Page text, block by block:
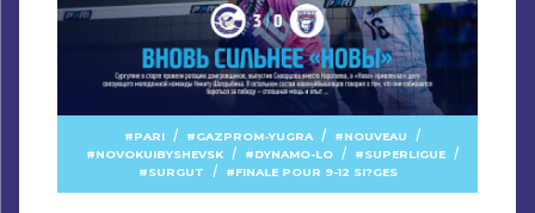
PARI / GAZPROM-YUGRA / NOUVEAU /
NOVOKUIBYSHEVSK / DYNAMO-LO / SUPERLIGUE /
SURGUT / FINALE POUR 9-12 SI?GES